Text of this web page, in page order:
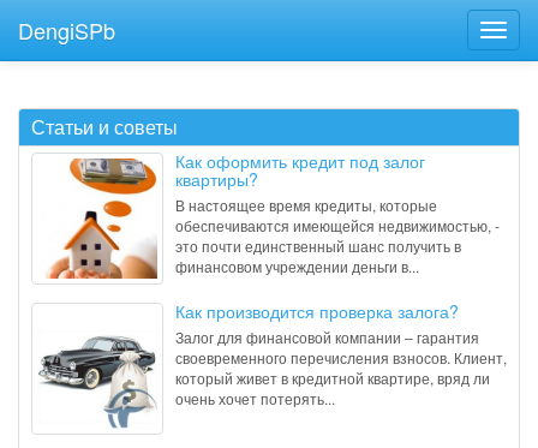
DengiSPb
Статьи и советы
Как оформить кредит под залог
квартиры?
В настоящее время кредиты, которые
обеспечиваются имеющейся недвижимостью, -
это почти единственный шанс получить в
финансовом учреждении деньги в...
Как производится проверка залога?
Залог для финансовой компании – гарантия
своевременного перечисления взносов. Клиент,
который живет в кредитной квартире, вряд ли
очень хочет потерять...